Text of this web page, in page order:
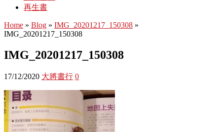
再生書
Home » Blog » IMG_20201217_150308 »
IMG_20201217_150308
IMG_20201217_150308
17/12/2020 大將書行 0